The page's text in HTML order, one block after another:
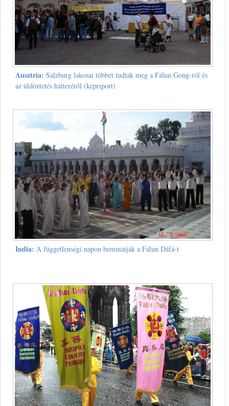
Ausztria: Salzburg lakosai többet tudtak meg a Fálun Gong-ról és
az üldöztetés hátteréről (képriport)
India: A függetlenségi napon bemutatják a Fálun Dáfá-t